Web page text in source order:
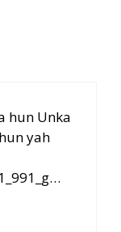
hun Unka
yah